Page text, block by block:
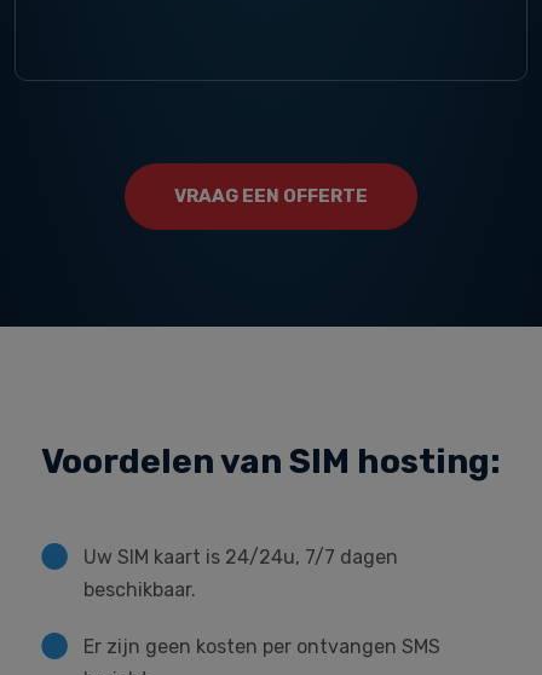
VRAAG EEN OFFERTE
Voordelen van SIM hosting:
Uw SIM kaart is 24/24u, 7/7 dagen
beschikbaar.
Er zijn geen kosten per ontvangen SMS